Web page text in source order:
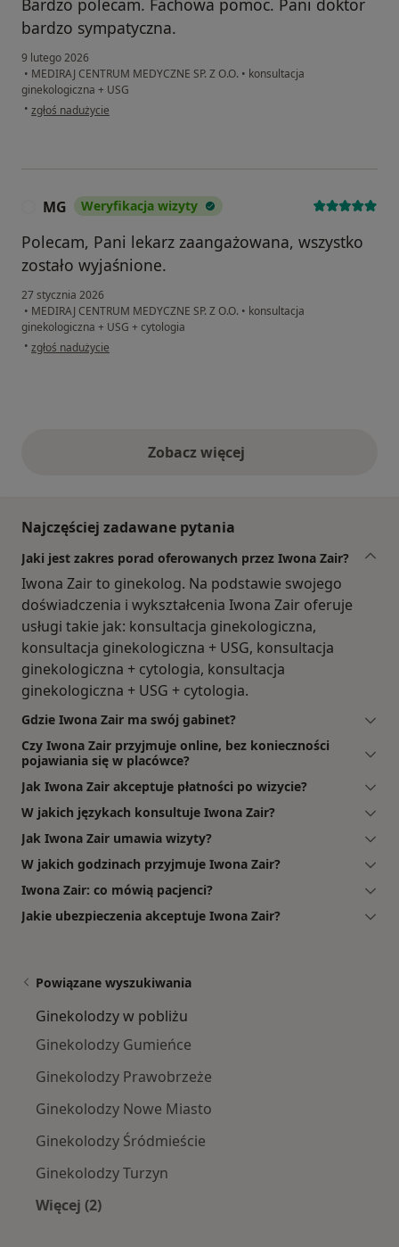
bardzo sympatyczna.
9 lutego 2026
• MEDIRAJ CENTRUM MEDYCZNE SP. Z O.O. • konsultacja
ginekologiczna + USG
• w opinii użytkownika Stefa
zgłoś nadużycie
MG Weryfikacja wizyty
Polecam, Pani lekarz zaangażowana, wszystko
zostało wyjaśnione.
27 stycznia 2026
• MEDIRAJ CENTRUM MEDYCZNE SP. Z O.O. • konsultacja
ginekologiczna + USG + cytologia
• w opinii użytkownika MG
zgłoś nadużycie
Zobacz więcejopinie powyżej
Najczęściej zadawane pytania
Jaki jest zakres porad oferowanych przez Iwona Zair?
Iwona Zair to ginekolog. Na podstawie swojego
doświadczenia i wykształcenia Iwona Zair oferuje
usługi takie jak: konsultacja ginekologiczna,
konsultacja ginekologiczna + USG, konsultacja
ginekologiczna + cytologia, konsultacja
ginekologiczna + USG + cytologia.
Gdzie Iwona Zair ma swój gabinet?
Czy Iwona Zair przyjmuje online, bez konieczności
pojawiania się w placówce?
Jak Iwona Zair akceptuje płatności po wizycie?
W jakich językach konsultuje Iwona Zair?
Jak Iwona Zair umawia wizyty?
W jakich godzinach przyjmuje Iwona Zair?
Iwona Zair: co mówią pacjenci?
Jakie ubezpieczenia akceptuje Iwona Zair?
Powiązane wyszukiwania
Ginekolodzy w pobliżu
Ginekolodzy Gumieńce
Ginekolodzy Prawobrzeże
Ginekolodzy Nowe Miasto
Ginekolodzy Śródmieście
Ginekolodzy Turzyn
Więcej (2)